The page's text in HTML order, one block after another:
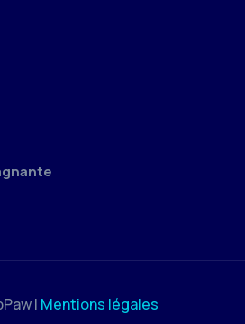
| Mentions légales